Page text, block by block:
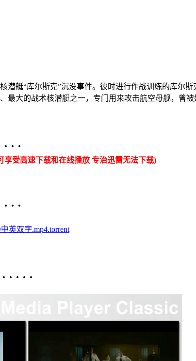
艇“库尔斯克”沉没事件。彼时进行作战训练的库尔
最大的战术核潜艇之一，专门用来攻击航空母舰，曾
· ·
享受高速下载和在线播放 专治迅雷无法下载)
· ·
英双字.mp4.torrent
· · ·